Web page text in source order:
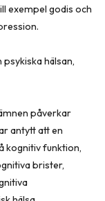
exempel godis och
hälsan,
påverkar
antytt att en
kognitiv funktion,
brister,